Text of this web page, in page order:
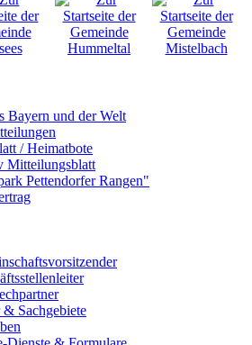
Bayern und der Welt
/ Heimatbote
Mitteilungsblatt
Pettendorfer Rangen"
Sachgebiete